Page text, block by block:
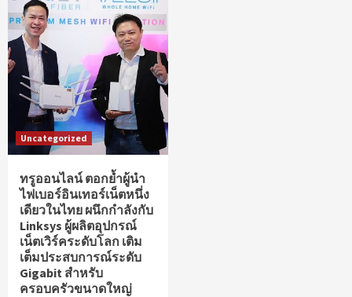
Uncategorized
ทรูออนไลน์ ตอกย้ำผู้นำ
ไฟเบอร์อินเทอร์เน็ตหนึ่ง
เดียวในไทย ผนึกกำลังกับ
Linksys ผู้ผลิตอุปกรณ์
เน็ตเวิร์คระดับโลก เติม
เต็มประสบการณ์ระดับ
Gigabit สำหรับ
ครอบครัวขนาดใหญ่